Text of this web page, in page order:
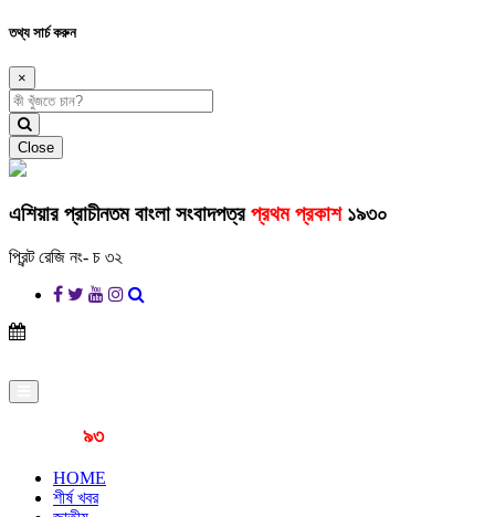
তথ্য সার্চ করুন
×
Close
এশিয়ার প্রাচীনতম বাংলা সংবাদপত্রপ্রথম প্রকাশ১৯৩০
প্রিন্ট রেজি নং- চ ৩২
৯৩বছর
HOME
শীর্ষ খবর